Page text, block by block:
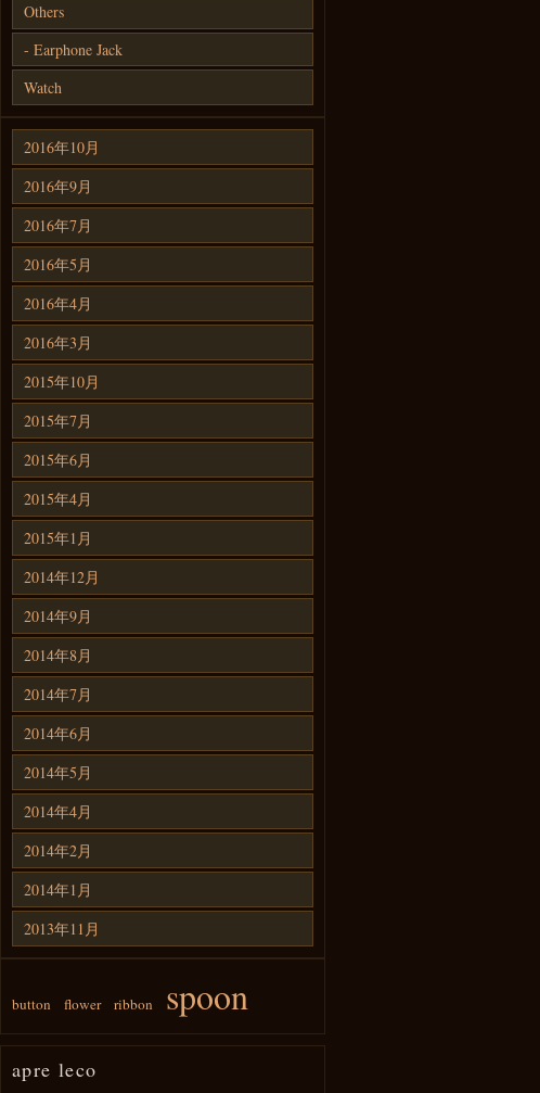
Others
Earphone Jack
Watch
2016年10月
2016年9月
2016年7月
2016年5月
2016年4月
2016年3月
2015年10月
2015年7月
2015年6月
2015年4月
2015年1月
2014年12月
2014年9月
2014年8月
2014年7月
2014年6月
2014年5月
2014年4月
2014年2月
2014年1月
2013年11月
button flower ribbon spoon
apre leco